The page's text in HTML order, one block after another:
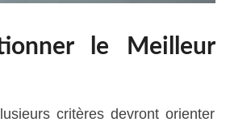
le Meilleur
critères devront orienter